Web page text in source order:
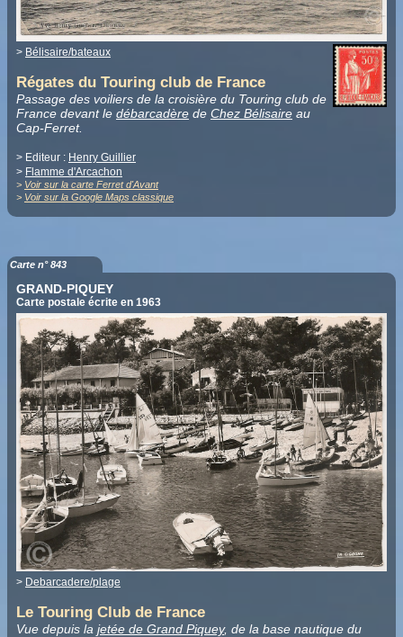
> Bélisaire/bateaux
Régates du Touring club de France
Passage des voiliers de la croisière du Touring club de
France devant le débarcadère de Chez Bélisaire au
Cap-Ferret.
> Editeur : Henry Guillier
> Flamme d'Arcachon
> Voir sur la carte Ferret d'Avant
> Voir sur la Google Maps classique
Carte n° 843
GRAND-PIQUEY
Carte postale écrite en 1963
> Debarcadere/plage
Le Touring Club de France
Vue depuis la jetée de Grand Piquey, de la base nautique du